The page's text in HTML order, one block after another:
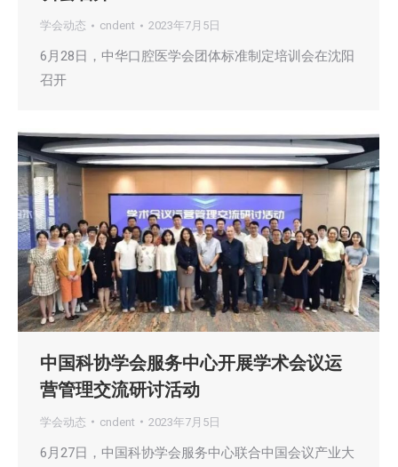
学会动态 cndent 2023年7月5日
6月28日，中华口腔医学会团体标准制定培训会在沈阳
召开
中国科协学会服务中心开展学术会议运
营管理交流研讨活动
学会动态 cndent 2023年7月5日
6月27日，中国科协学会服务中心联合中国会议产业大